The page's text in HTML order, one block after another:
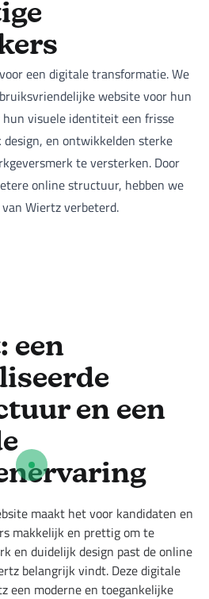
een digitale transformatie. We
website voor hun
visuele identiteit een frisse
en ontwikkelden sterke
te versterken. Door
online structuur, hebben we
Wiertz verbeterd.
een
en een
maakt het voor kandidaten en
makkelijk en prettig om te
en duidelijk design past de online
belangrijk vindt. Deze digitale
een moderne en toegankelijke